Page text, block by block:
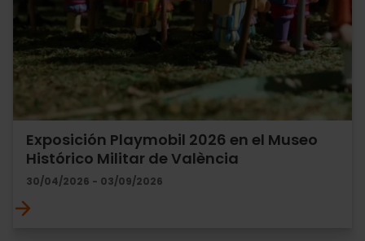
Exposición Playmobil 2026 en el Museo
Histórico Militar de València
30/04/2026 - 03/09/2026